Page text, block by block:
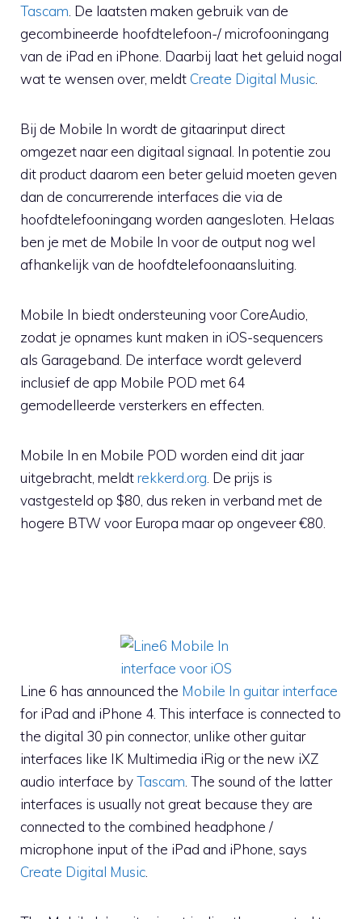
Tascam. De laatsten maken gebruik van de
gecombineerde hoofdtelefoon-/ microfooningang
van de iPad en iPhone. Daarbij laat het geluid nogal
wat te wensen over, meldt Create Digital Music.
Bij de Mobile In wordt de gitaarinput direct
omgezet naar een digitaal signaal. In potentie zou
dit product daarom een beter geluid moeten geven
dan de concurrerende interfaces die via de
hoofdtelefooningang worden aangesloten. Helaas
ben je met de Mobile In voor de output nog wel
afhankelijk van de hoofdtelefoonaansluiting.
Mobile In biedt ondersteuning voor CoreAudio,
zodat je opnames kunt maken in iOS-sequencers
als Garageband. De interface wordt geleverd
inclusief de app Mobile POD met 64
gemodelleerde versterkers en effecten.
Mobile In en Mobile POD worden eind dit jaar
uitgebracht, meldtrekkerd.org. De prijs is
vastgesteld op $80, dus reken in verband met de
hogere BTW voor Europa maar op ongeveer €80.
Line 6 has announced the Mobile In guitar interface
for iPad and iPhone 4. This interface is connected to
the digital 30 pin connector, unlike other guitar
interfaces like IK Multimedia iRig or the new iXZ
audio interface byTascam. The sound of the latter
interfaces is usually not great because they are
connected to the combined headphone /
microphone input of the iPad and iPhone, says
Create Digital Music.